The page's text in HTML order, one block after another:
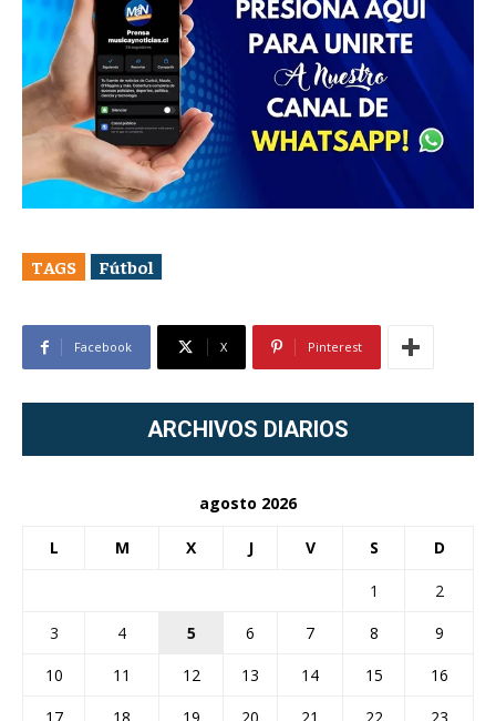
TAGS Fútbol
Facebook X Pinterest
ARCHIVOS DIARIOS
agosto 2026
L M X J V S D
1
2
3
4 5 6 7 8
9
10
11 12 13 14 15
16